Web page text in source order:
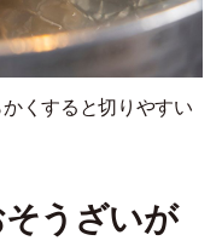
くすると切りやすい
うざいが